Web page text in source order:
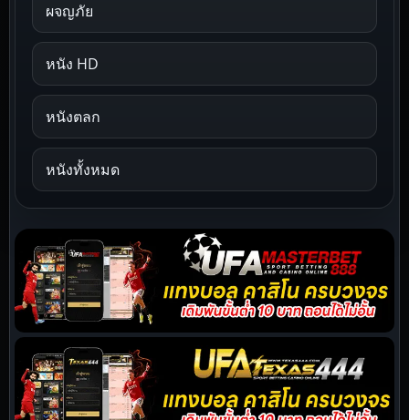
ผจญภัย
หนัง HD
หนังตลก
หนังทั้งหมด